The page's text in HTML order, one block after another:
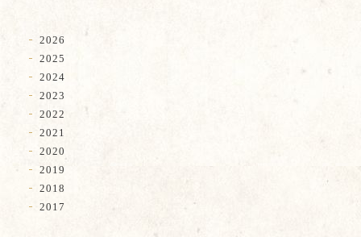
2026
2025
2024
2023
2022
2021
2020
2019
2018
2017